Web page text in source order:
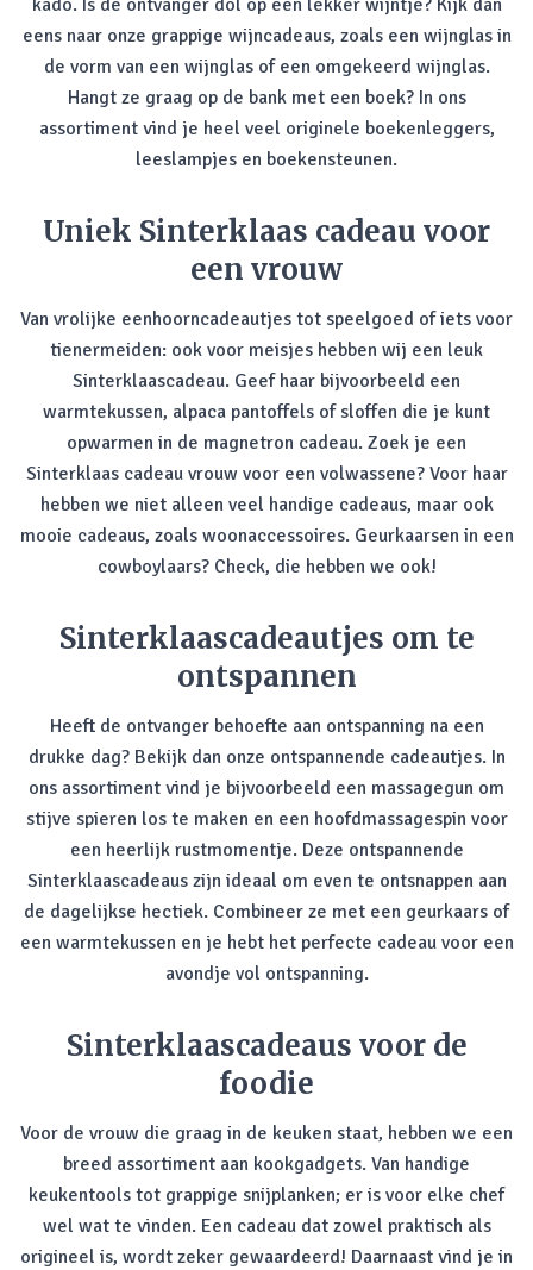
kado. Is de ontvanger dol op een lekker wijntje? Kijk dan
eens naar onze grappige wijncadeaus, zoals een wijnglas in
de vorm van een wijnglas of een omgekeerd wijnglas.
Hangt ze graag op de bank met een boek? In ons
assortiment vind je heel veel originele boekenleggers,
leeslampjes en boekensteunen.
Uniek Sinterklaas cadeau voor
een vrouw
Van vrolijke eenhoorncadeautjes tot speelgoed of iets voor
tienermeiden: ook voor meisjes hebben wij een leuk
Sinterklaascadeau. Geef haar bijvoorbeeld een
warmtekussen, alpaca pantoffels of sloffen die je kunt
opwarmen in de magnetron cadeau. Zoek je een
Sinterklaas cadeau vrouw voor een volwassene? Voor haar
hebben we niet alleen veel handige cadeaus, maar ook
mooie cadeaus, zoals woonaccessoires. Geurkaarsen in een
cowboylaars? Check, die hebben we ook!
Sinterklaascadeautjes om te
ontspannen
Heeft de ontvanger behoefte aan ontspanning na een
drukke dag? Bekijk dan onze ontspannende cadeautjes. In
ons assortiment vind je bijvoorbeeld een massagegun om
stijve spieren los te maken en een hoofdmassagespin voor
een heerlijk rustmomentje. Deze ontspannende
Sinterklaascadeaus zijn ideaal om even te ontsnappen aan
de dagelijkse hectiek. Combineer ze met een geurkaars of
een warmtekussen en je hebt het perfecte cadeau voor een
avondje vol ontspanning.
Sinterklaascadeaus voor de
foodie
Voor de vrouw die graag in de keuken staat, hebben we een
breed assortiment aan kookgadgets. Van handige
keukentools tot grappige snijplanken; er is voor elke chef
wel wat te vinden. Een cadeau dat zowel praktisch als
origineel is, wordt zeker gewaardeerd! Daarnaast vind je in